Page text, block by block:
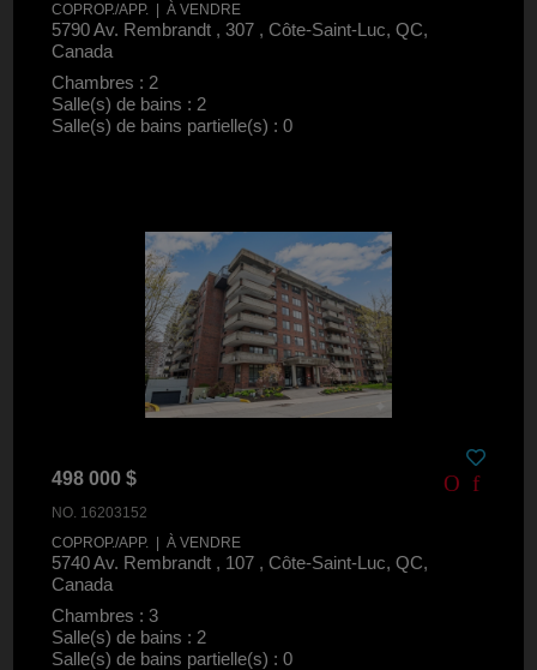
COPROP./APP. | À VENDRE
5790 Av. Rembrandt , 307 , Côte-Saint-Luc, QC,
Canada
Chambres : 2
Salle(s) de bains : 2
Salle(s) de bains partielle(s) : 0
498 000 $
NO. 16203152
COPROP./APP. | À VENDRE
5740 Av. Rembrandt , 107 , Côte-Saint-Luc, QC,
Canada
Chambres : 3
Salle(s) de bains : 2
Salle(s) de bains partielle(s) : 0